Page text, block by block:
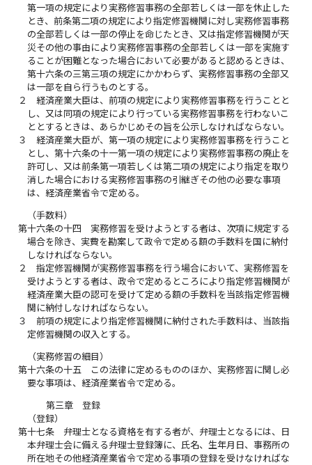
第一項の規定により実務修習事務の全部若しくは一部を休止した
とき、前条第二項の規定により指定修習機関に対し実務修習事務
の全部若しくは一部の停止を命じたとき、又は指定修習機関が天
災その他の事由により実務修習事務の全部若しくは一部を実施す
ることが困難となった場合において必要があると認めるときは、
第十六条の三第三項の規定にかかわらず、実務修習事務の全部又
は一部を自ら行うものとする。
２
経済産業大臣は、前項の規定により実務修習事務を行うことと
し、又は同項の規定により行っている実務修習事務を行わないこ
ととするときは、あらかじめその旨を公示しなければならない。
３
経済産業大臣が、第一項の規定により実務修習事務を行うこと
とし、第十六条の十一第一項の規定により実務修習事務の廃止を
許可し、又は前条第一項若しくは第二項の規定により指定を取り
消した場合における実務修習事務の引継ぎその他の必要な事項
は、経済産業省令で定める。
（手数料）
第十六条の十四
実務修習を受けようとする者は、次項に規定する
場合を除き、実費を勘案して政令で定める額の手数料を国に納付
しなければならない。
２
指定修習機関が実務修習事務を行う場合において、実務修習を
受けようとする者は、政令で定めるところにより指定修習機関が
経済産業大臣の認可を受けて定める額の手数料を当該指定修習機
関に納付しなければならない。
３
前項の規定により指定修習機関に納付された手数料は、当該指
定修習機関の収入とする。
（実務修習の細目）
第十六条の十五
この法律に定めるもののほか、実務修習に関し必
要な事項は、経済産業省令で定める。
第三章 登録
（登録）
第十七条
弁理士となる資格を有する者が、弁理士となるには、日
本弁理士会に備える弁理士登録簿に、氏名、生年月日、事務所の
所在地その他経済産業省令で定める事項の登録を受けなければな